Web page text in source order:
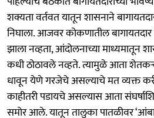
शक्यता वर्तवत यातून शासनाने
निघाला. आजवर कोकणातील
झाला नव्हता, आंदोलनाच्या माध्यमातून
कधी ठोठावले नव्हते. त्यामुळे आता
धावून येणे गरजेचे असल्याचे मत व्यक्त
काहीतरी पडायचे असल्यास आता
समोर आले. यातून तालुका पातळीवर ‘आंबा